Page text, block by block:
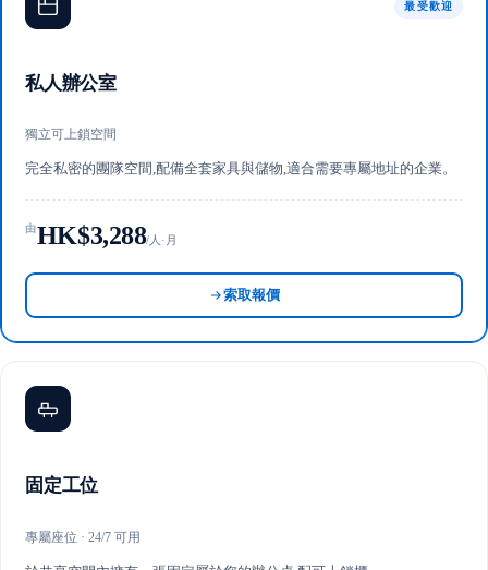
最受歡迎
私人辦公室
獨立可上鎖空間
完全私密的團隊空間,配備全套家具與儲物,適合需要專屬地址的企業。
由HK$3,288/人·月
索取報價
固定工位
專屬座位 · 24/7 可用